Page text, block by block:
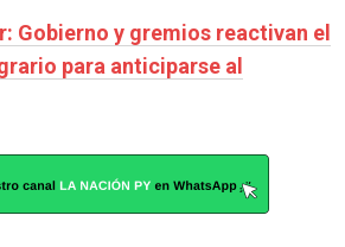
Gobierno y gremios reactivan el
para anticiparse al